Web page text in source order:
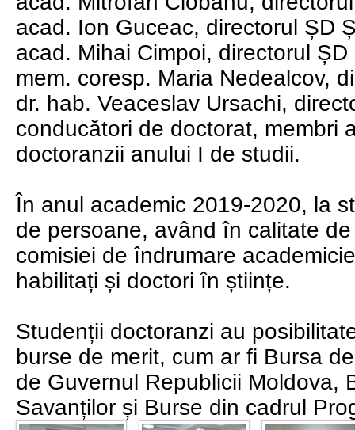
acad. Ion Guceac, directorul ȘD
acad. Mihai Cimpoi, directorul
mem. coresp. Maria Nedealcov,
dr. hab. Veaceslav Ursachi,
conducători de doctorat, membri
doctoranzii anului I de studii.
În anul academic 2019-2020, la
de persoane, având în calitate
comisiei de îndrumare
habilitați și doctori în științe.
Studenții doctoranzi au
burse de merit, cum ar fi Bursa
de Guvernul Republicii Moldova,
Savanților și Burse din cadrul